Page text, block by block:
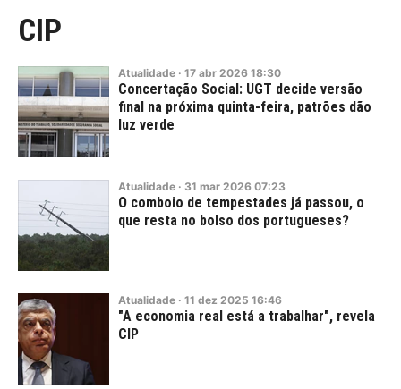
CIP
Atualidade · 17 abr 2026 18:30
Concertação Social: UGT decide versão
final na próxima quinta-feira, patrões dão
luz verde
Atualidade · 31 mar 2026 07:23
O comboio de tempestades já passou, o
que resta no bolso dos portugueses?
Atualidade · 11 dez 2025 16:46
"A economia real está a trabalhar", revela
CIP